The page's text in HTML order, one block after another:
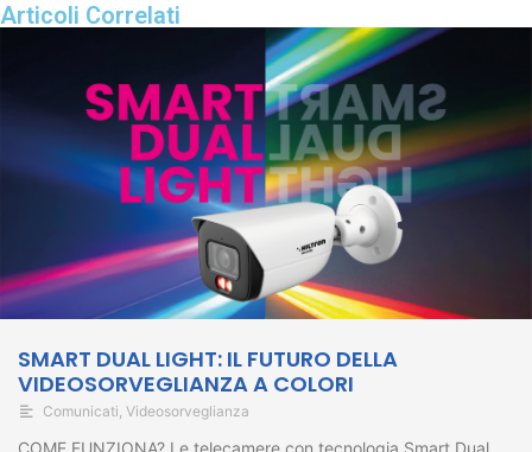
Articoli Correlati
SMART DUAL LIGHT: IL FUTURO DELLA
VIDEOSORVEGLIANZA A COLORI
Comunicati, Videosorveglianza